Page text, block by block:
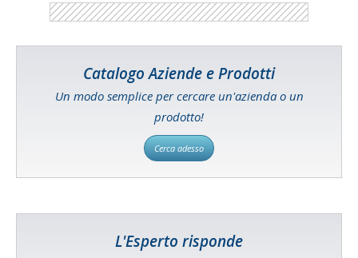
Catalogo Aziende e Prodotti
Un modo semplice per cercare un'azienda o un
prodotto!
Cerca adesso
L'Esperto risponde